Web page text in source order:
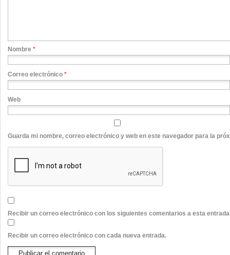
Nombre *
Correo electrónico *
Web
Guarda mi nombre, correo electrónico y web en este navegador para la
Recibir un correo electrónico con los siguientes comentarios a esta
Recibir un correo electrónico con cada nueva entrada.